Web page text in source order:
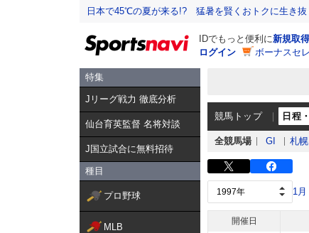
日本で45℃の夏が来る!? 猛暑を賢くおトクに生き抜
IDでもっと便利に新規取得
ログイン
ボーナスセ
特集
Jリーグ戦力 徹底分析
仙台育英監督 名将対談
J国立試合に無料招待
種目
プロ野球
MLB
競馬トップ 日程
全競馬場 GI 札幌
1月
開催日